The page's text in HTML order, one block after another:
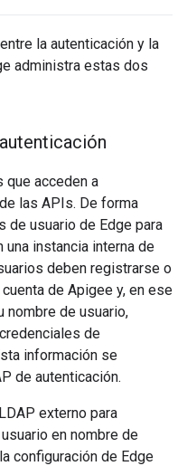
la autenticación y la
administra estas dos
que acceden a
las APIs. De forma
de usuario de Edge para
una instancia interna de
deben registrarse o
de Apigee y, en ese
nombre de usuario,
de
información se
de autenticación.
externo para
en nombre de
configuración de Edge